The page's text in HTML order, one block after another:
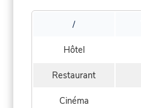
/
Hôtel
Restaurant
Cinéma